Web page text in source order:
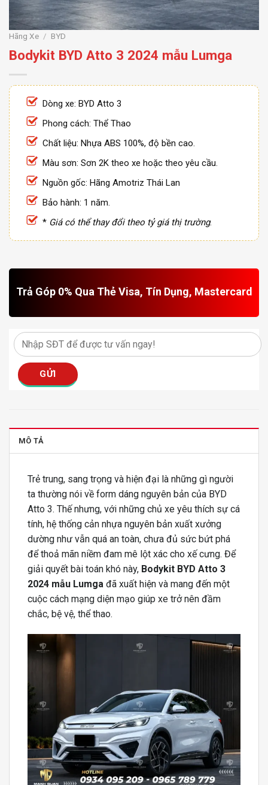
Hãng Xe / BYD
Bodykit BYD Atto 3 2024 mẫu Lumga
Dòng xe: BYD Atto 3
Phong cách: Thể Thao
Chất liệu: Nhựa ABS 100%, độ bền cao.
Màu sơn: Sơn 2K theo xe hoặc theo yêu cầu.
Nguồn gốc: Hãng Amotriz Thái Lan
Bảo hành: 1 năm.
* Giá có thể thay đổi theo tỷ giá thị trường.
Trả Góp 0% Qua Thẻ Visa, Tín Dụng, Mastercard
MÔ TẢ
Trẻ trung, sang trọng và hiện đại là những gì người
ta thường nói về form dáng nguyên bản của BYD
Atto 3. Thế nhưng, với những chủ xe yêu thích sự cá
tính, hệ thống cản nhựa nguyên bản xuất xưởng
dường như vẫn quá an toàn, chưa đủ sức bứt phá
để thoả mãn niềm đam mê lột xác cho xế cưng. Để
giải quyết bài toán khó này, Bodykit BYD Atto 3
2024 mẫu Lumga đã xuất hiện và mang đến một
cuộc cách mạng diện mạo giúp xe trở nên đầm
chắc, bệ vệ, thể thao.